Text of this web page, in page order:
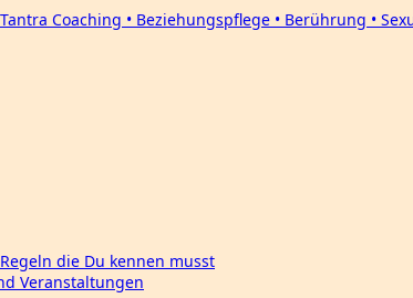
die Du kennen musst
Veranstaltungen